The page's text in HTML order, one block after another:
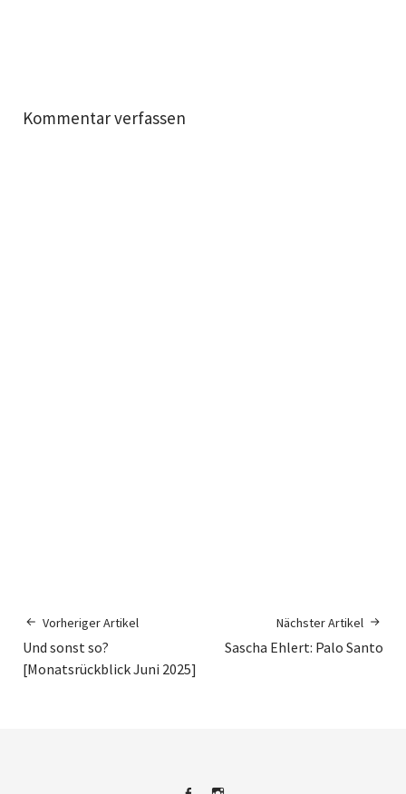
Kommentar verfassen
Vorheriger Artikel
Und sonst so?
[Monatsrückblick Juni 2025]
Nächster Artikel
Sascha Ehlert: Palo Santo